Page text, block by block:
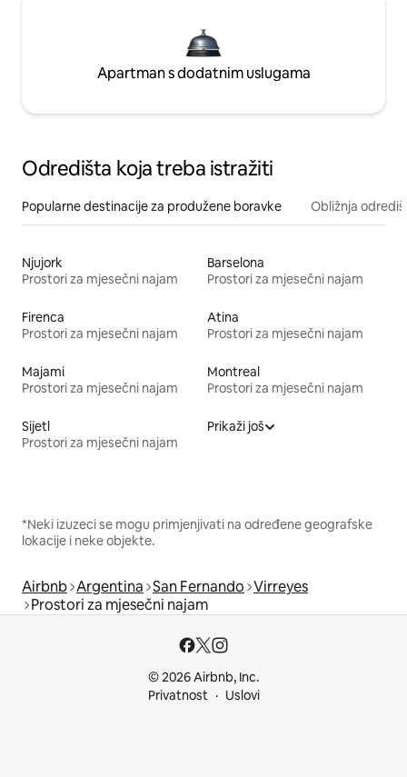
Apartman s dodatnim uslugama
Odredišta koja treba istražiti
Popularne destinacije za produžene boravke Obližnja
Njujork
Prostori za mjesečni najam
Barselona
Prostori za mjesečni najam
Firenca
Prostori za mjesečni najam
Atina
Prostori za mjesečni najam
Majami
Prostori za mjesečni najam
Montreal
Prostori za mjesečni najam
Sijetl
Prostori za mjesečni najam
Prikaži još
*Neki izuzeci se mogu primjenjivati na određene geografske
lokacije i neke objekte.
Airbnb Argentina San Fernando Virreyes
Prostori za mjesečni najam
© 2026 Airbnb, Inc.
Privatnost
Uslovi